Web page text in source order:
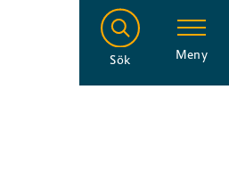
Sök Meny